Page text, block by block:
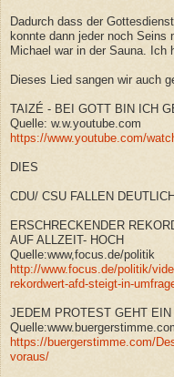
Dadurch dass der
konnte dann jeder noch
Michael war in der Sauna. Ich
Dieses Lied sangen wir auch
TAIZÉ - BEI GOTT BIN ICH
Quelle: w.w.youtube.com
https://www.youtube.com/
DIES
CDU/ CSU FALLEN DEUTLICH
ERSCHRECKENDER
AUF ALLZEIT- HOCH
Quelle:www,focus.de/politik
http://www.focus.de/politik/
rekordwert-afd-steigt-in-
JEDEM PROTEST GEHT EIN
https://buergerstimme.com/
voraus/